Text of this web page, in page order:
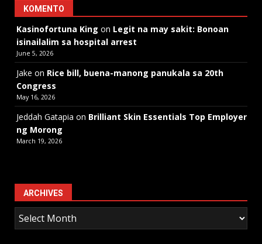
KOMENTO
Kasinofortuna King on Legit na may sakit: Bonoan
isinailalim sa hospital arrest
June 5, 2026
Jake on Rice bill, buena-manong panukala sa 20th
Congress
May 16, 2026
Jeddah Gatapia on Brilliant Skin Essentials Top Employer
ng Morong
March 19, 2026
ARCHIVES